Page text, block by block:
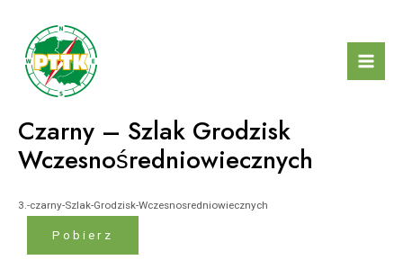
content
Czarny – Szlak Grodzisk
Wczesnośredniowiecznych
3.-czarny-Szlak-Grodzisk-Wczesnosredniowiecznych
Pobierz